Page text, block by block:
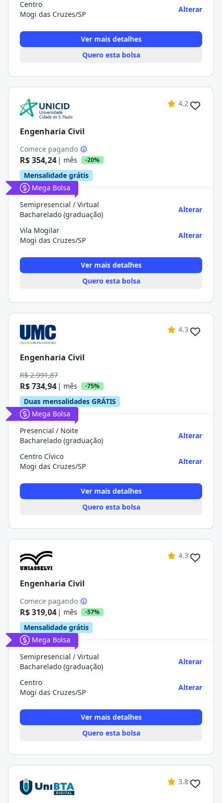
Centro
Mogi das Cruzes/SP
Alterar
Ver mais detalhes
Quero esta bolsa
4.2
Engenharia Civil
Comece pagando
R$ 354,24 | mês -20%
Mensalidade grátis
Mega Bolsa
Semipresencial / Virtual
Bacharelado (graduação)
Alterar
Vila Mogilar
Mogi das Cruzes/SP
Alterar
Ver mais detalhes
Quero esta bolsa
4.3
Engenharia Civil
R$ 2.991,87
R$ 734,94 | mês -75%
Duas mensalidades GRÁTIS
Mega Bolsa
Presencial / Noite
Bacharelado (graduação)
Alterar
Centro Cívico
Mogi das Cruzes/SP
Alterar
Ver mais detalhes
Quero esta bolsa
4.3
Engenharia Civil
Comece pagando
R$ 319,04 | mês -57%
Mensalidade grátis
Mega Bolsa
Semipresencial / Virtual
Bacharelado (graduação)
Alterar
Centro
Mogi das Cruzes/SP
Alterar
Ver mais detalhes
Quero esta bolsa
3.8